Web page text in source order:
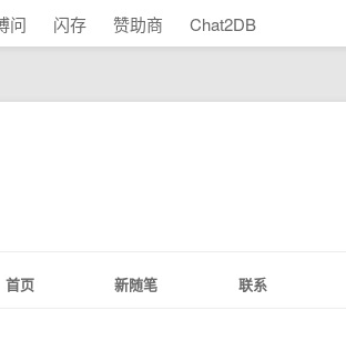
问 闪存 赞助商 Chat2DB
首页 新随笔 联系